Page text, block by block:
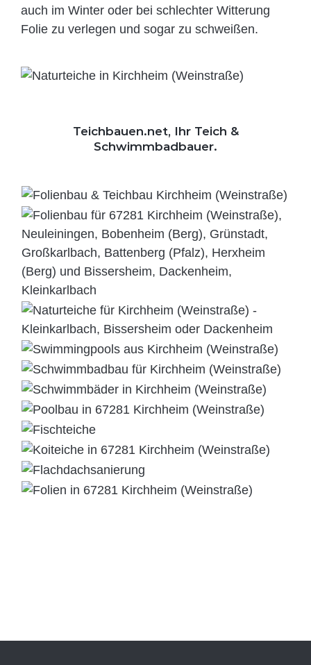
auch im Winter oder bei schlechter Witterung
Folie zu verlegen und sogar zu schweißen.
Teichbauen.net, Ihr Teich &
Schwimmbadbauer.